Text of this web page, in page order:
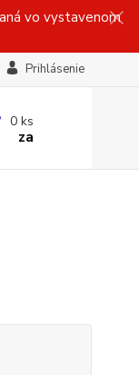
vo vystavenom
Prihlásenie
0 ks
za